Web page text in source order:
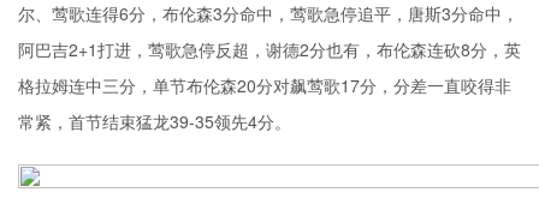
尔、莺歌连得6分，布伦森3分命中，莺歌急停追平，唐斯3分命中，
阿巴吉2+1打进，莺歌急停反超，谢德2分也有，布伦森连砍8分，英
格拉姆连中三分，单节布伦森20分对飙莺歌17分，分差一直咬得非
常紧，首节结束猛龙39-35领先4分。